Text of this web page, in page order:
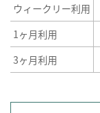
ウィークリー利用
1ヶ月利用
3ヶ月利用